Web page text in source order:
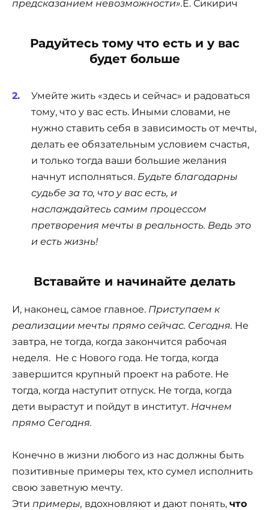
предсказанием невозможности».Е. Сикирич
Радуйтесь тому что есть и у вас
будет больше
Умейте жить «здесь и сейчас» и радоваться
тому, что у вас есть. Иными словами, не
нужно ставить себя в зависимость от мечты,
делать ее обязательным условием счастья,
и только тогда ваши большие желания
начнут исполняться. Будьте благодарны
судьбе за то, что у вас есть, и
наслаждайтесь самим процессом
претворения мечты в реальность. Ведь это
и есть жизнь!
Вставайте и начинайте делать
И, наконец, самое главное. Приступаем к
реализации мечты прямо сейчас. Сегодня. Не
завтра, не тогда, когда закончится рабочая
неделя. Не с Нового года. Не тогда, когда
завершится крупный проект на работе. Не
тогда, когда наступит отпуск. Не тогда, когда
дети вырастут и пойдут в институт. Начнем
прямо Сегодня.
Конечно в жизни любого из нас должны быть
позитивные примеры тех, кто сумел исполнить
свою заветную мечту.
Эти примеры, вдохновляют и дают понять, что